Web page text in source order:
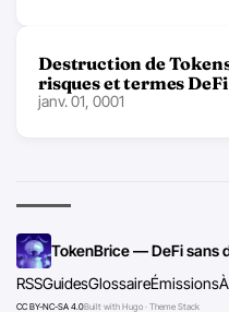
Destruction de
risques et termes
janv. 01, 0001
TokenBrice — DeFi sans
RSSGuidesGlossaireÉmissions
CC BY-NC-SA 4.0Built with Hugo · Theme Stack